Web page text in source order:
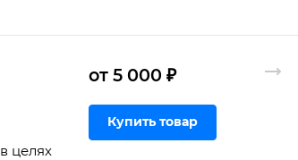
целях
от 5 000 ₽
Купить товар